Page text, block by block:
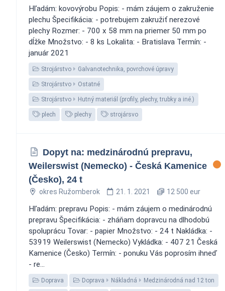
Hľadám: kovovýrobu Popis: - mám záujem o zakruženie
plechu Špecifikácia: - potrebujem zakružiť nerezové
plechy Rozmer: - 700 x 58 mm na priemer 50 mm po
dĺžke Množstvo: - 8 ks Lokalita: - Bratislava Termín: -
január 2021
Strojárstvo Galvanotechnika, povrchové úpravy
Strojárstvo Ostatné
Strojárstvo Hutný materiál (profily, plechy, trubky a iné.)
plech plechy strojársvo
Dopyt na: medzinárodnú prepravu,
Weilerswist (Nemecko) - Česká Kamenice
(Česko), 24 t
okres Ružomberok 21. 1. 2021 12 500 eur
Hľadám: prepravu Popis: - mám záujem o medinárodnú
prepravu Špecifikácia: - zháňam dopravcu na dlhodobú
spoluprácu Tovar: - papier Množstvo: - 24 t Nakládka: -
53919 Weilerswist (Nemecko) Vykládka: - 407 21 Česká
Kamenice (Česko) Termín: - ponuku Vás poprosím ihneď
- re...
Doprava Doprava Nákladná Medzinárodná nad 12 ton